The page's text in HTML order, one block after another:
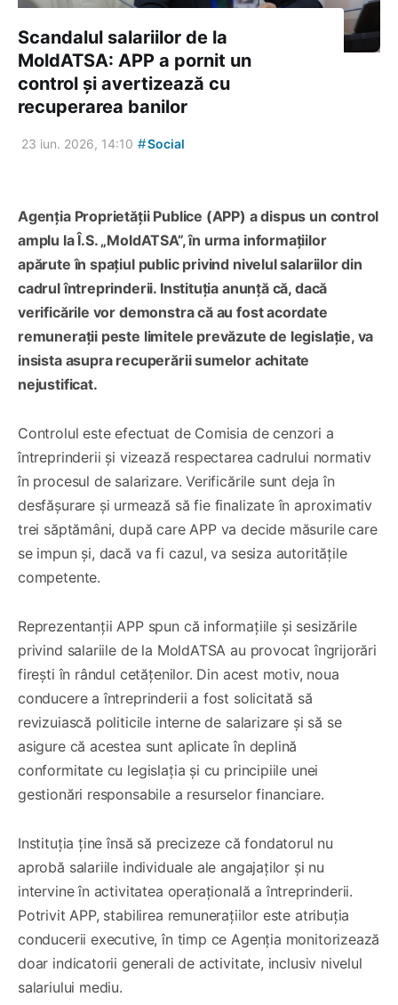
Scandalul salariilor de la
MoldATSA: APP a pornit un
control și avertizează cu
recuperarea banilor
23 iun. 2026, 14:10 #Social
Agenția Proprietății Publice (APP) a dispus un control
amplu la Î.S. „MoldATSA”, în urma informațiilor
apărute în spațiul public privind nivelul salariilor din
cadrul întreprinderii. Instituția anunță că, dacă
verificările vor demonstra că au fost acordate
remunerații peste limitele prevăzute de legislație, va
insista asupra recuperării sumelor achitate
nejustificat.
Controlul este efectuat de Comisia de cenzori a
întreprinderii și vizează respectarea cadrului normativ
în procesul de salarizare. Verificările sunt deja în
desfășurare și urmează să fie finalizate în aproximativ
trei săptămâni, după care APP va decide măsurile care
se impun și, dacă va fi cazul, va sesiza autoritățile
competente.
Reprezentanții APP spun că informațiile și sesizările
privind salariile de la MoldATSA au provocat îngrijorări
firești în rândul cetățenilor. Din acest motiv, noua
conducere a întreprinderii a fost solicitată să
revizuiască politicile interne de salarizare și să se
asigure că acestea sunt aplicate în deplină
conformitate cu legislația și cu principiile unei
gestionări responsabile a resurselor financiare.
Instituția ține însă să precizeze că fondatorul nu
aprobă salariile individuale ale angajaților și nu
intervine în activitatea operațională a întreprinderii.
Potrivit APP, stabilirea remunerațiilor este atribuția
conducerii executive, în timp ce Agenția monitorizează
doar indicatorii generali de activitate, inclusiv nivelul
salariului mediu.